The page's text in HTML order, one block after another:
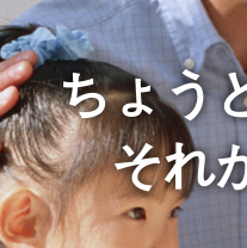
ちょう
それ